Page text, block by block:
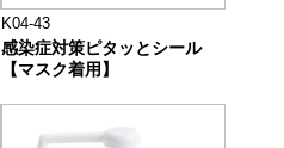
K04-43
感染症対策ピタッとシール
【マスク着用】